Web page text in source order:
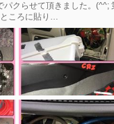
クらせて頂きました。(^^;
ところに貼り…